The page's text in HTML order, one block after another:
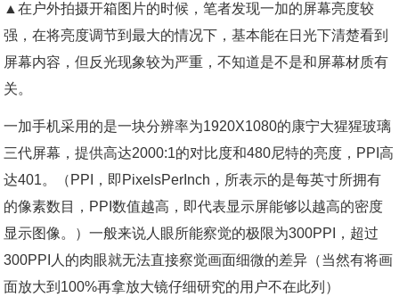
▲在户外拍摄开箱图片的时候，笔者发现一加的屏幕亮度较
强，在将亮度调节到最大的情况下，基本能在日光下清楚看到
屏幕内容，但反光现象较为严重，不知道是不是和屏幕材质有
关。
一加手机采用的是一块分辨率为1920X1080的康宁大猩猩玻璃
三代屏幕，提供高达2000:1的对比度和480尼特的亮度，PPI高
达401。（PPI，即PixelsPerInch，所表示的是每英寸所拥有
的像素数目，PPI数值越高，即代表显示屏能够以越高的密度
显示图像。）一般来说人眼所能察觉的极限为300PPI，超过
300PPI人的肉眼就无法直接察觉画面细微的差异（当然有将画
面放大到100%再拿放大镜仔细研究的用户不在此列）